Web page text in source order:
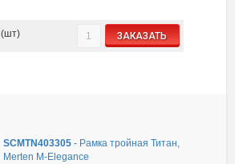
(шт) ЗАКАЗАТЬ
SCMTN403305 - Рамка тройная Титан,
Merten M-Elegance